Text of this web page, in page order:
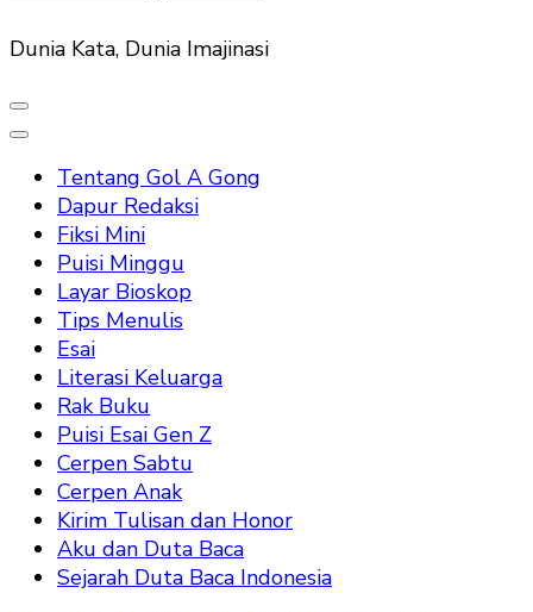
Dunia Kata, Dunia Imajinasi
Tentang Gol A Gong
Dapur Redaksi
Fiksi Mini
Puisi Minggu
Layar Bioskop
Tips Menulis
Esai
Literasi Keluarga
Rak Buku
Puisi Esai Gen Z
Cerpen Sabtu
Cerpen Anak
Kirim Tulisan dan Honor
Aku dan Duta Baca
Sejarah Duta Baca Indonesia